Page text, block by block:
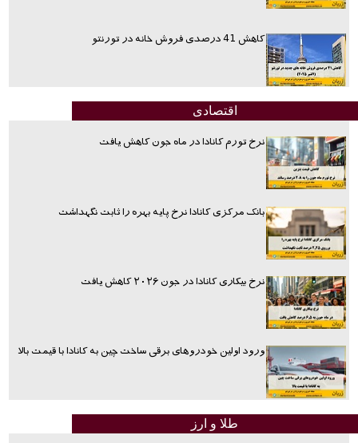
کاهش 41 درصدی فروش خانه در تورنتو
اقتصادی
نرخ تورم کانادا در ماه جون کاهش یافت
بانک مرکزی کانادا نرخ پایه بهره را ثابت نگهداشت
نرخ بیکاری کانادا در جون ۲۰۲۶ کاهش یافت
ورود اولین خودروهای برقی ساخت چین به کانادا با قیمت بالا
طلا و ارز